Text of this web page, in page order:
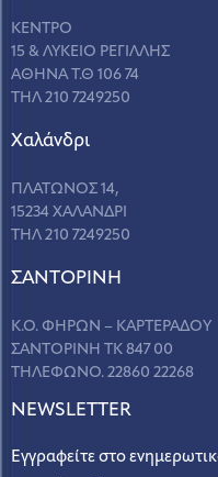
ΚΕΝΤΡΟ
15 & ΛΥΚΕΙΟ ΡΕΓΙΛΛΗΣ
ΑΘΗΝΑ Τ.Θ 106 74
ΤΗΛ 210 7249250
Χαλάνδρι
ΠΛΑΤΩΝΟΣ 14,
15234 ΧΑΛΑΝΔΡΙ
ΤΗΛ 210 7249250
ΣANΤΟΡΙΝΗ
Κ.Ο. ΦΗΡΩΝ – ΚΑΡΤΕΡΑΔΟΥ
ΣΑΝΤΟΡΙΝΗ ΤΚ 847 00
ΤΗΛΕΦΩΝΟ. 22860 22268
NEWSLETTER
Εγγραφείτε στο